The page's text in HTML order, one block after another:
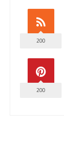
200
200